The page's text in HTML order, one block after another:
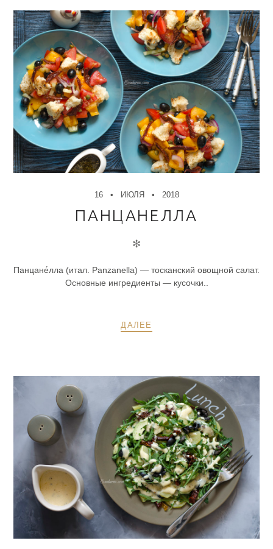
16 ИЮЛЯ 2018
ПАНЦАНЕЛЛА
✻
Панцане́лла (итал. Panzanella) — тосканский овощной салат.
Основные ингредиенты — кусочки..
ДАЛЕЕ